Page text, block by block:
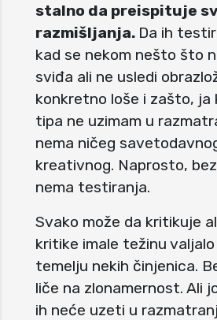
stalno da preispituje
razmišljanja. Da ih
kad se nekom nešto što
sviđa ali ne usledi
konkretno loše i zašto,
tipa ne uzimam u
nema ničeg
kreativnog. Naprosto,
nema testiranja.
Svako može da kritikuje
kritike imale težinu
temelju nekih činjenica.
liče na zlonamernost. Ali
ih neće uzeti u